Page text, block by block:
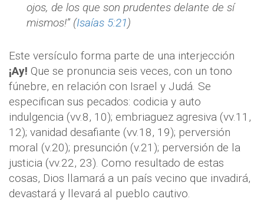
ojos, de los que son prudentes delante de sí
mismos!” (Isaías 5:21)
Este versículo forma parte de una interjección
¡Ay! Que se pronuncia seis veces, con un tono
fúnebre, en relación con Israel y Judá. Se
especifican sus pecados: codicia y auto
indulgencia (vv.8, 10); embriaguez agresiva (vv.11,
12); vanidad desafiante (vv.18, 19); perversión
moral (v.20); presunción (v.21); perversión de la
justicia (vv.22, 23). Como resultado de estas
cosas, Dios llamará a un país vecino que invadirá,
devastará y llevará al pueblo cautivo.